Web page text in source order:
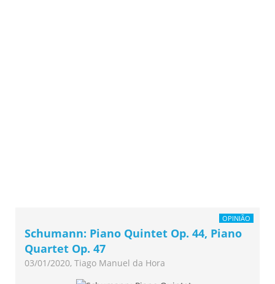
OPINIÃO
Schumann: Piano Quintet Op. 44, Piano
Quartet Op. 47
03/01/2020, Tiago Manuel da Hora